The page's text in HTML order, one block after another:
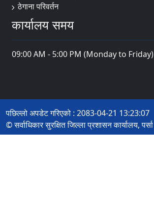
ठेगाना परिवर्तन
कार्यालय समय
09:00 AM - 5:00 PM (Monday to Friday)
पछिल्लो अपडेट गरिएको : 2083-04-21 13:23:07
© सर्वाधिकार सुरक्षित जिल्ला प्रशासन कार्यालय, पर्सा